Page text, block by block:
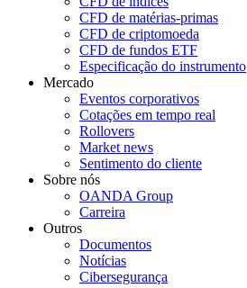
CFD de matérias-primas
CFD de criptomoeda
CFD de fundos ETF
Especificação do instrumento
Mercado
Eventos corporativos
Cotações em tempo real
Rollovers
Market news
Sentimento do cliente
Sobre nós
OANDA Group
Carreira
Outros
Documentos
Notícias
Cibersegurança